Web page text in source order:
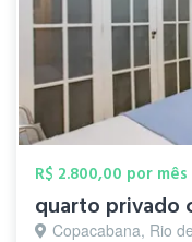
R$ 2.800,00 por mês
quarto privado
Copacabana, Rio